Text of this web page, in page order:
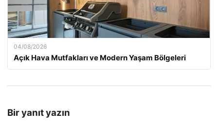
04/08/2026
Açık Hava Mutfakları ve Modern Yaşam Bölgeleri
Bir yanıt yazın